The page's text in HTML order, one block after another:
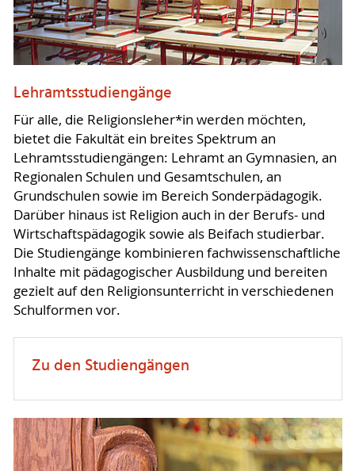
Lehramtsstudiengänge
Für alle, die Religionsleher*in werden möchten,
bietet die Fakultät ein breites Spektrum an
Lehramtsstudiengängen: Lehramt an Gymnasien, an
Regionalen Schulen und Gesamtschulen, an
Grundschulen sowie im Bereich Sonderpädagogik.
Darüber hinaus ist Religion auch in der Berufs- und
Wirtschaftspädagogik sowie als Beifach studierbar.
Die Studiengänge kombinieren fachwissenschaftliche
Inhalte mit pädagogischer Ausbildung und bereiten
gezielt auf den Religionsunterricht in verschiedenen
Schulformen vor.
Zu den Studiengängen